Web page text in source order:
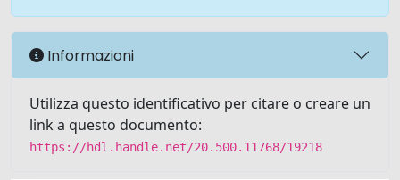
Informazioni
Utilizza questo identificativo per citare o creare un
link a questo documento:
https://hdl.handle.net/20.500.11768/19218